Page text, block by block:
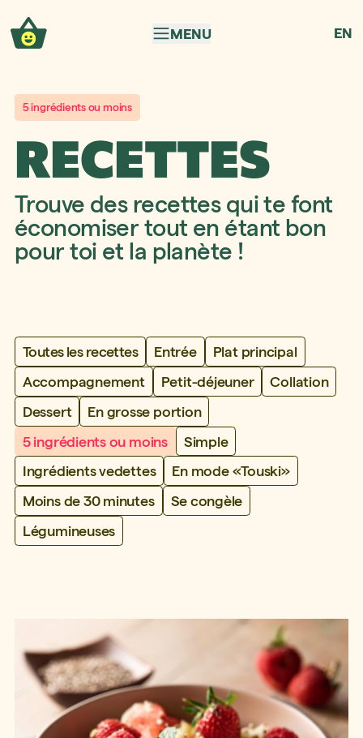
MENU
EN
5 ingrédients ou moins
RECETTES
Trouve des recettes qui te font
économiser tout en étant bon
pour toi et la planète !
Toutes les recettes Entrée
Plat principal
Accompagnement
Petit-déjeuner
Collation
Dessert
En grosse portion
5 ingrédients ou moins
Simple
Ingrédients vedettes
En mode «Touski»
Moins de 30 minutes
Se congèle
Légumineuses